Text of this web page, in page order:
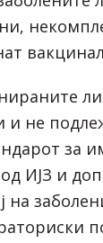
и не
за
ИЈЗ и
на